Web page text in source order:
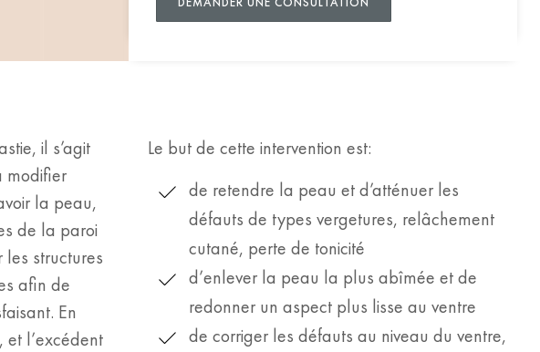
il s’agit
modifier
la peau,
de la paroi
structures
afin de
En
et l’excédent
Le but de cette intervention est:
de retendre la peau et d’atténuer les
défauts de types vergetures, relâchement
cutané, perte de tonicité
d’enlever la peau la plus abîmée et de
redonner un aspect plus lisse au ventre
de corriger les défauts au niveau du ventre,